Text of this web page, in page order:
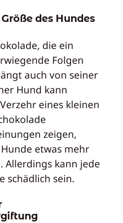
des Hundes
die ein
Folgen
auch von seiner
Hund kann
eines kleinen
zeigen,
etwas mehr
Allerdings kann jede
schädlich sein.